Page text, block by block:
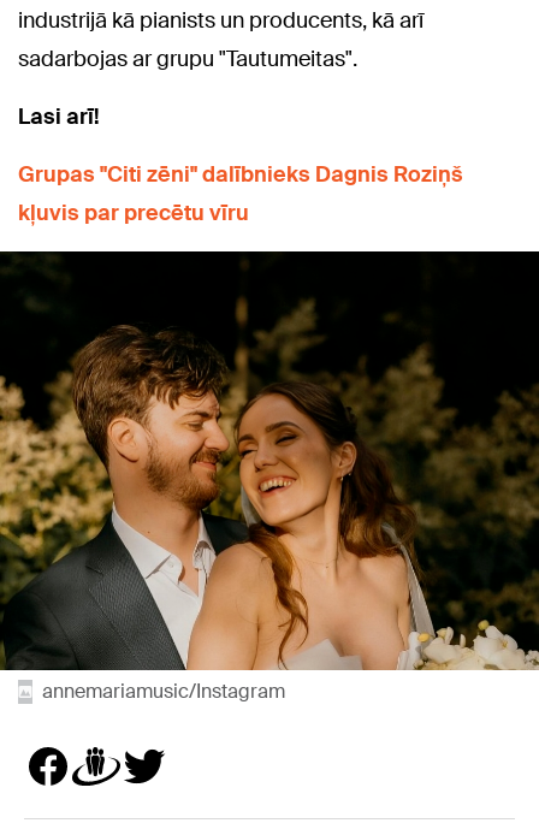
industrijā kā pianists un producents, kā arī
sadarbojas ar grupu "Tautumeitas".
Lasi arī!
Grupas "Citi zēni" dalībnieks Dagnis Roziņš
kļuvis par precētu vīru
annemariamusic/Instagram